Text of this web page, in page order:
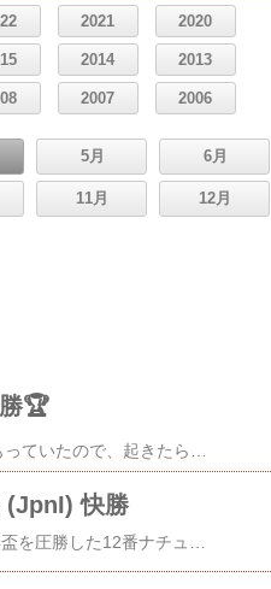
2021 2020
2014 2013
2007 2006
5月 6月
11月 12月
🏆
(JpnI) 快勝